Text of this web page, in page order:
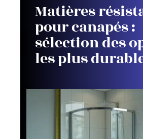
Matières
pour canapés :
sélection des
les plus